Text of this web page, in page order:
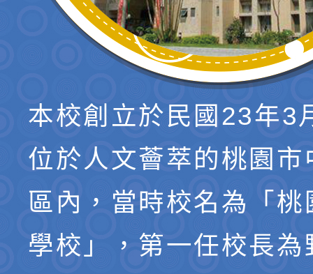
本校創立於民國23年3
位於人文薈萃的桃園市
區內，當時校名為「桃
學校」，第一任校長為